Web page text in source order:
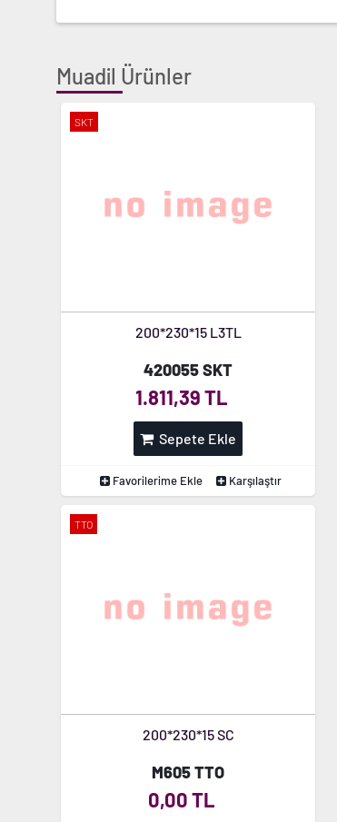
Muadil Ürünler
SKT
200*230*15 L3TL
420055 SKT
1.811,39 TL
Sepete Ekle
Favorilerime Ekle Karşılaştır
TTO
200*230*15 SC
M605 TTO
0,00 TL